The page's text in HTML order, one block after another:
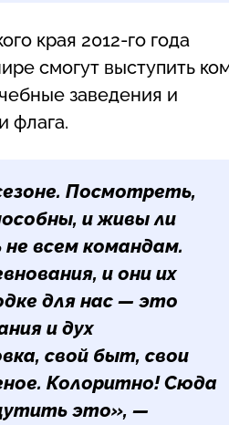
края 2012-го года
смогут выступить
заведения и
флага.
Посмотреть,
и живы ли
всем командам.
и они их
для нас — это
и дух
свой быт, свои
Колоритно! Сюда
это», —